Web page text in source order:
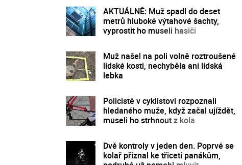
AKTUÁLNĚ: Muž spadl do deset
metrů hluboké výtahové šachty,
vyprostit ho museli hasiči
Muž našel na poli volně roztroušené
lidské kosti, nechyběla ani lidská
lebka
Policisté v cyklistovi rozpoznali
hledaného muže, když začal ujíždět,
museli ho strhnout z kola
Dvě kontroly v jeden den. Poprvé se
kolař přiznal ke třiceti panákům,